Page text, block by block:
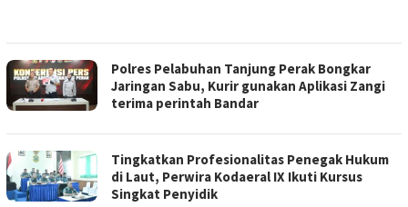
Polres Pelabuhan Tanjung Perak Bongkar
Jaringan Sabu, Kurir gunakan Aplikasi Zangi
terima perintah Bandar
Tingkatkan Profesionalitas Penegak Hukum
di Laut, Perwira Kodaeral IX Ikuti Kursus
Singkat Penyidik